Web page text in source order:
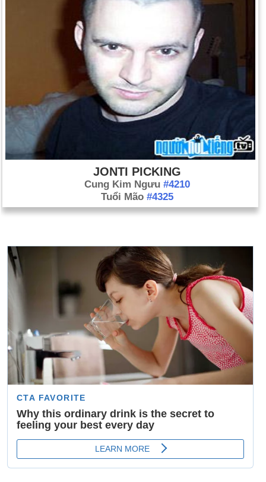
JONTI PICKING
Cung Kim Ngưu #4210
Tuổi Mão #4325